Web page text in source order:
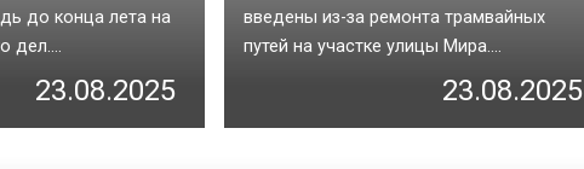
до конца лета на
дел....
23.08.2025
введены из-за ремонта трамвайных
путей на участке улицы Мира....
23.08.2025